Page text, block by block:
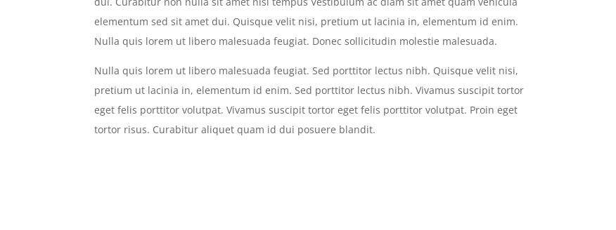
elementum sed sit amet dui. Quisque velit nisi, pretium ut lacinia in, elementum id enim.
Nulla quis lorem ut libero malesuada feugiat. Donec sollicitudin molestie malesuada.
Nulla quis lorem ut libero malesuada feugiat. Sed porttitor lectus nibh. Quisque velit nisi,
pretium ut lacinia in, elementum id enim. Sed porttitor lectus nibh. Vivamus suscipit tortor
eget felis porttitor volutpat. Vivamus suscipit tortor eget felis porttitor volutpat. Proin eget
tortor risus. Curabitur aliquet quam id dui posuere blandit.